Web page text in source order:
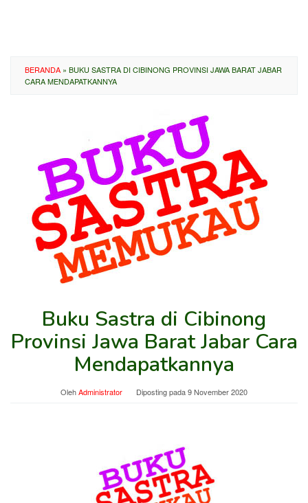
BERANDA » BUKU SASTRA DI CIBINONG PROVINSI JAWA BARAT JABAR
CARA MENDAPATKANNYA
Buku Sastra di Cibinong
Provinsi Jawa Barat Jabar Cara
Mendapatkannya
OlehAdministrator Diposting pada9 November 2020